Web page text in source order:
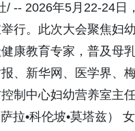
/ -- 2026年5月22-24
行。此次大会聚焦妇
康教育专家，普及母
、新华网、医学界、
制中心妇幼营养室主
拉•科伦坡•莫塔兹）